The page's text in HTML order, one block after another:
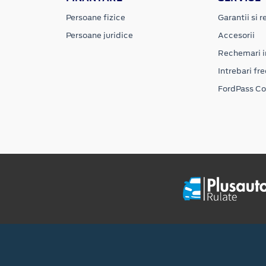
Persoane fizice
Persoane juridice
Garantii si
Accesorii
Rechemari
Intrebari
FordPass